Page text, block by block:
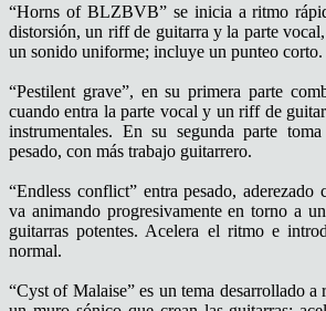
“Horns of BLZBVB” se inicia a ritmo
distorsión, un riff de guitarra y la parte
un sonido uniforme; incluye un punteo corto.
“Pestilent grave”, en su primera parte
cuando entra la parte vocal y un riff de
instrumentales. En su segunda parte
pesado, con más trabajo guitarrero.
“Endless conflict” entra pesado, aderezado
va animando progresivamente en torno a
guitarras potentes. Acelera el ritmo e
normal.
“Cyst of Malaise” es un tema desarrollado